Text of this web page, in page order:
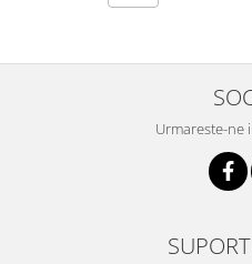
Urmareste-ne